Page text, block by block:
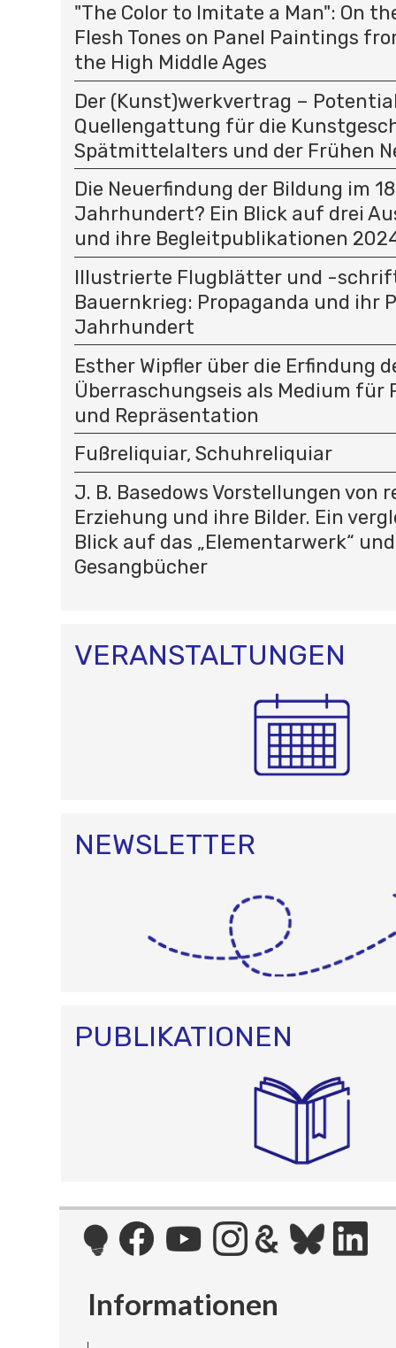
"The Color to Imitate a Man": On
Flesh Tones on Panel Paintings
the High Middle Ages
Der (Kunst)werkvertrag –
Quellengattung für die
Spätmittelalters und der Frühen
Die Neuerfindung der Bildung im
Jahrhundert? Ein Blick auf drei
und ihre Begleitpublikationen
Illustrierte Flugblätter und -
Bauernkrieg: Propaganda und ihr
Jahrhundert
Esther Wipfler über die Erfindung
Überraschungseis als Medium für
und Repräsentation
Fußreliquiar, Schuhreliquiar
J. B. Basedows Vorstellungen von
Erziehung und ihre Bilder. Ein
Blick auf das „Elementarwerk“
Gesangbücher
VERANSTALTUNGEN
NEWSLETTER
PUBLIKATIONEN
Informationen